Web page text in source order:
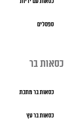
ספסלים
כסאות בר
כסאות בר מתכת
כסאות בר עץ